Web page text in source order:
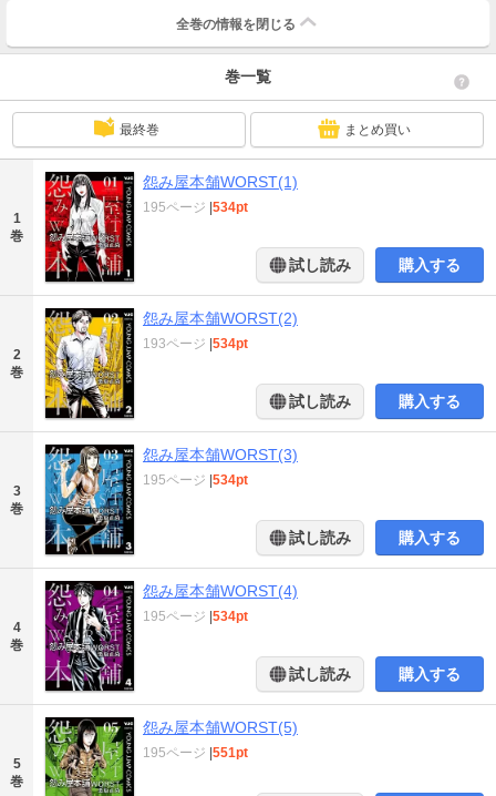
全巻の情報を 閉じる
巻一覧
最終巻 まとめ買い
1
巻
怨み屋本舗WORST(1)
195ページ |534pt
試し読み 購入する
2
巻
怨み屋本舗WORST(2)
193ページ |534pt
試し読み 購入する
3
巻
怨み屋本舗WORST(3)
195ページ |534pt
試し読み 購入する
4
巻
怨み屋本舗WORST(4)
195ページ |534pt
試し読み 購入する
5
巻
怨み屋本舗WORST(5)
195ページ |551pt